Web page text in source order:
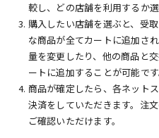
較し、どの店舗を利用するか選
購入したい店舗を選ぶと、受
な商品が全てカートに追加さ
量を変更したり、他の商品と
ートに追加することが可能です
商品が確定したら、各ネット
決済をしていただきます。注
ご確認いただけます。